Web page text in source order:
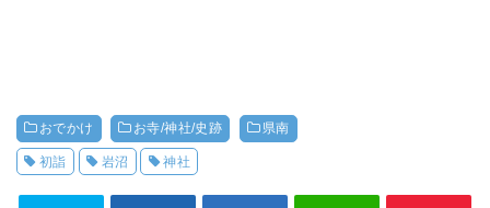
おでかけ お寺/神社/史跡 県南
初詣 岩沼 神社